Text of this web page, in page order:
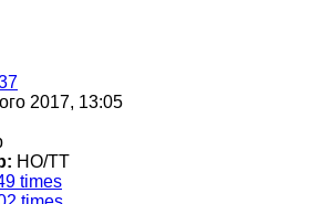
2017, 13:05
НО/ТТ
times